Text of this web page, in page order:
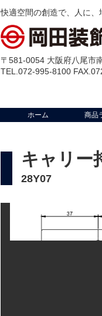
快適空間の創造で、人に、
〒581-0054 大阪府八尾市
TEL.072-995-8100
ホーム 商品
キャリー
28Y07